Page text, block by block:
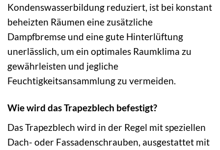
Kondenswasserbildung reduziert, ist bei konstant
beheizten Räumen eine zusätzliche
Dampfbremse und eine gute Hinterlüftung
unerlässlich, um ein optimales Raumklima zu
gewährleisten und jegliche
Feuchtigkeitsansammlung zu vermeiden.
Wie wird das Trapezblech befestigt?
Das Trapezblech wird in der Regel mit speziellen
Dach- oder Fassadenschrauben, ausgestattet mit